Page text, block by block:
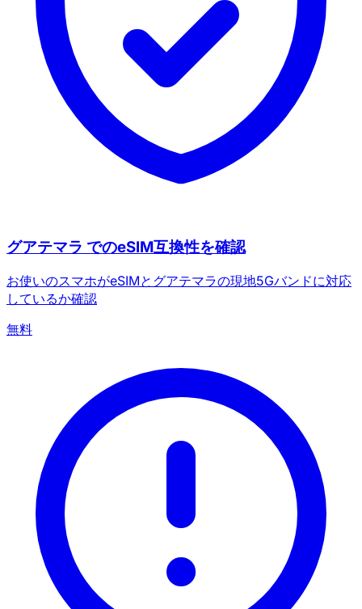
グアテマラ でのeSIM互換性を確認
お使いのスマホがeSIMとグアテマラの現地5Gバンドに対応
しているか確認
無料
×
期間限定オファー
プロモコード